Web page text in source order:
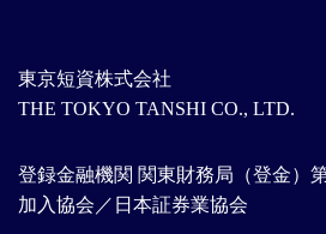
東京短資株式会社
THE TOKYO TANSHI CO., LTD.
登録金融機関 関東財務局（登金）
加入協会／日本証券業協会